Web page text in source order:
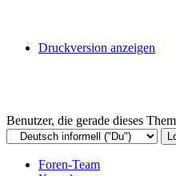
Druckversion anzeigen
Benutzer, die gerade dieses
Foren-Team